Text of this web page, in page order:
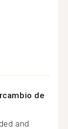
de
and